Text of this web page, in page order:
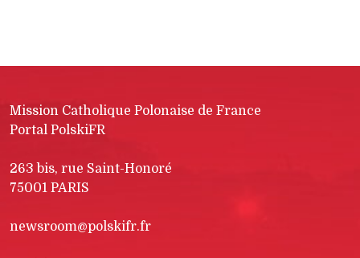
Mission Catholique Polonaise de France
Portal PolskiFR
263 bis, rue Saint-Honoré
75001 PARIS
newsroom@polskifr.fr